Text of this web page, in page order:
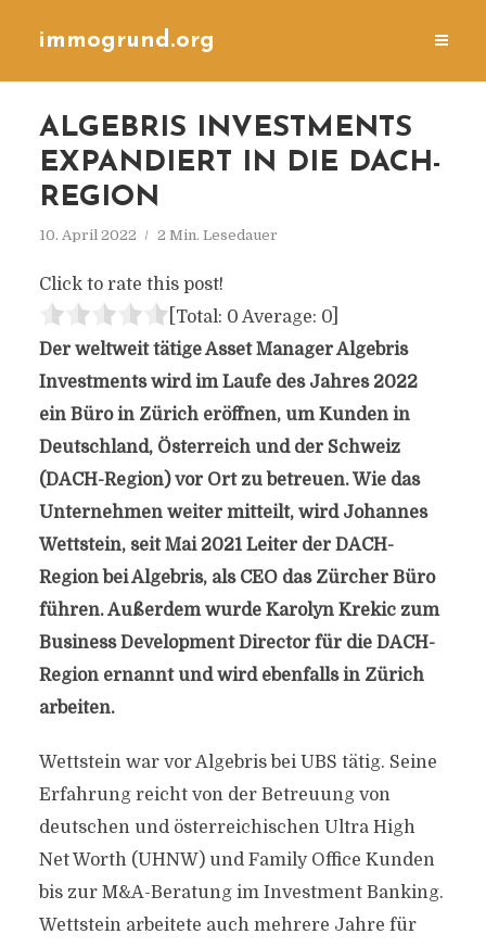
immogrund.org
ALGEBRIS INVESTMENTS
EXPANDIERT IN DIE DACH-
REGION
10. April 2022 2 Min. Lesedauer
Click to rate this post!
[Total: 0 Average: 0]
Der weltweit tätige Asset Manager Algebris
Investments wird im Laufe des Jahres 2022
ein Büro in Zürich eröffnen, um Kunden in
Deutschland, Österreich und der Schweiz
(DACH-Region) vor Ort zu betreuen. Wie das
Unternehmen weiter mitteilt, wird Johannes
Wettstein, seit Mai 2021 Leiter der DACH-
Region bei Algebris, als CEO das Zürcher Büro
führen. Außerdem wurde Karolyn Krekic zum
Business Development Director für die DACH-
Region ernannt und wird ebenfalls in Zürich
arbeiten.
Wettstein war vor Algebris bei UBS tätig. Seine
Erfahrung reicht von der Betreuung von
deutschen und österreichischen Ultra High
Net Worth (UHNW) und Family Office Kunden
bis zur M&A-Beratung im Investment Banking.
Wettstein arbeitete auch mehrere Jahre für